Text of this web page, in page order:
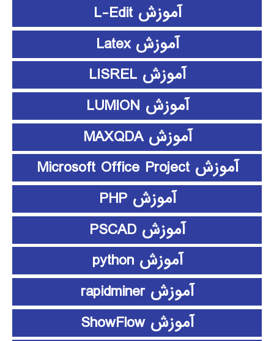
آموزش L-Edit
آموزش Latex
آموزش LISREL
آموزش LUMION
آموزش MAXQDA
آموزش Microsoft Office Project
آموزش PHP
آموزش PSCAD
آموزش python
آموزش rapidminer
آموزش ShowFlow